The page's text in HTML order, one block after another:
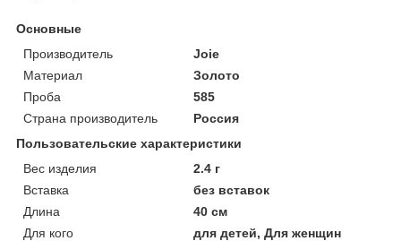
Основные
Производитель
Joie
Материал
Золото
Проба
585
Страна производитель
Россия
Пользовательские характеристики
Вес изделия
2.4 г
Вставка
без вставок
Длина
40 см
Для кого
для детей, Для женщин